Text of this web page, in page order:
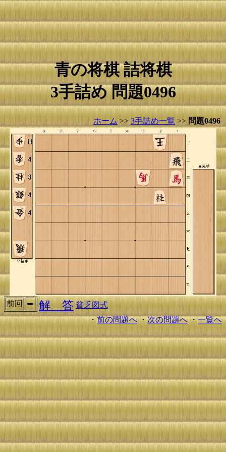
青の将棋 詰将棋
3手詰め 問題0496
ホーム >> 3手詰め一覧 >> 問題0496
前回 解 答 貧乏図式
・前の問題へ・次の問題へ・一覧へ